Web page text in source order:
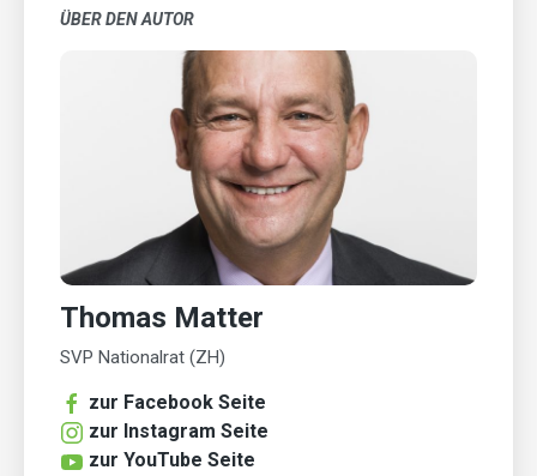
ÜBER DEN AUTOR
Thomas Matter
SVP Nationalrat (ZH)
zur Facebook Seite
zur Instagram Seite
zur YouTube Seite